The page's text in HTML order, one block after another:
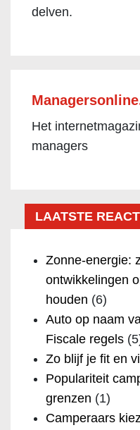
delven.
Het
managers
LAATSTE
Zonne-energie:
ontwikkelingen
houden (6)
Auto op naam
Fiscale regels
Zo blijf je fit en
Populariteit
grenzen (1)
Camperaars